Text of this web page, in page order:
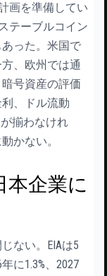
画を準備してい
テーブルコイン
った。米国で
、欧州では通
号資産の評価
、ドル流動
揃わなけれ
かない。
本企業に
ない。EIAは5
に1.3%、2027